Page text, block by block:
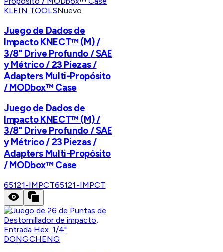
KLEIN TOOLSNuevo
Juego de Dados de
Impacto KNECT™ (M) /
3/8" Drive Profundo / SAE
y Métrico / 23 Piezas /
Adapters Multi-Propósito
/ MODbox™ Case
Juego de Dados de
Impacto KNECT™ (M) /
3/8" Drive Profundo / SAE
y Métrico / 23 Piezas /
Adapters Multi-Propósito
/ MODbox™ Case
65121-IMPCT65121-IMPCT
DONGCHENG